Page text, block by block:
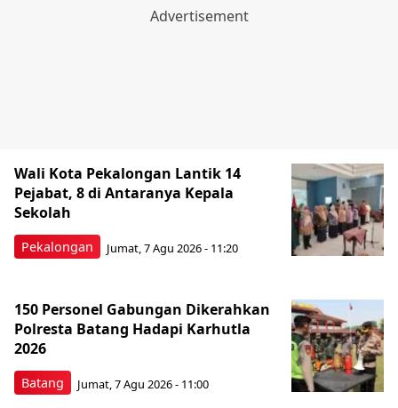
Pekalongan
Wali Kota Pekalongan Lantik 14
Pejabat, 8 di Antaranya Kepala
Sekolah
Jumat, 7 Agu 2026 - 11:20
Batang
150 Personel Gabungan Dikerahkan
Polresta Batang Hadapi Karhutla
2026
Jumat, 7 Agu 2026 - 11:00